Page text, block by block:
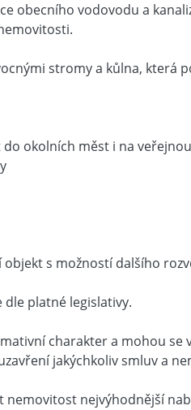
obecního vodovodu a
stromy a kůlna,
okolních měst i na
s možností dalšího
dle platné legislativy.
charakter a mohou se
jakýchkoliv smluv a
nejvýhodnější